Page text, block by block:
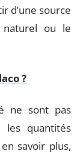
d’une source
naturel ou le
?
ne sont pas
les quantités
savoir plus,